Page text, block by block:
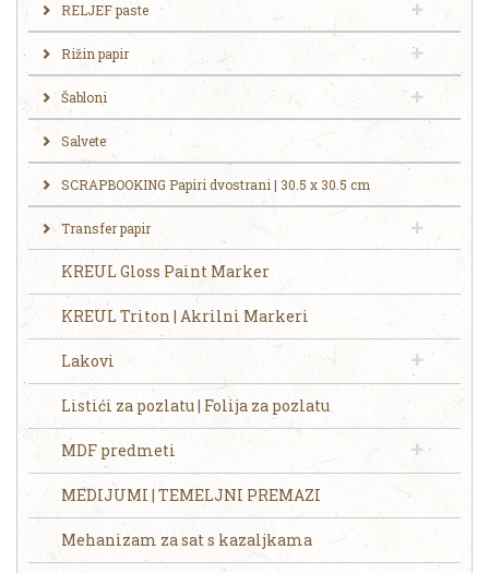
RELJEF paste
Rižin papir
Šabloni
Salvete
SCRAPBOOKING Papiri dvostrani | 30.5 x 30.5 cm
Transfer papir
KREUL Gloss Paint Marker
KREUL Triton | Akrilni Markeri
Lakovi
Listići za pozlatu | Folija za pozlatu
MDF predmeti
MEDIJUMI | TEMELJNI PREMAZI
Mehanizam za sat s kazaljkama